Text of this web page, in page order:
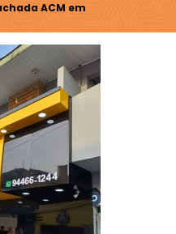
ACM em